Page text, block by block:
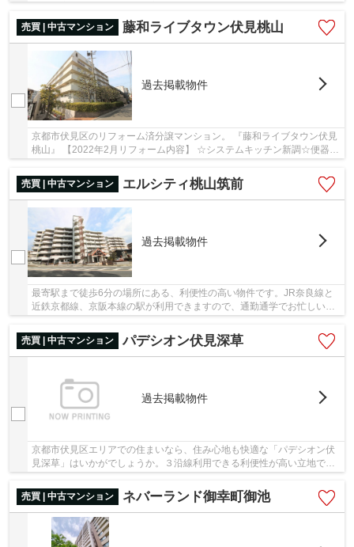
売買 | 中古マンション
藤和ライブタウン伏見桃山
過去掲載物件
京都市伏見区のリフォーム済分譲マンション。 『藤和ライブタウン伏見
桃山』 【2022年2月リフォーム内容】 ☆システムキッチン新調☆便器・
売買 | 中古マンション
エルシティ桃山筑前
過去掲載物件
最寄駅まで徒歩6分の場所にある、利便性の高い物件です。JR奈良線と
近鉄京都線、京阪本線の駅が利用できますので、通勤通学でお忙しい方
へおススメです。京都市伏見区エリアで物件をお...
売買 | 中古マンション
パデシオン伏見深草
過去掲載物件
京都市伏見区エリアでの住まいなら、住み心地も快適な「パデシオン伏
見深草」はいかがでしょうか。３沿線利用できる利便性が高い立地で
す。ぜひ075-746-6270かinfo@k-toujuro.comまで...
売買 | 中古マンション
ネバーランド御幸町御池